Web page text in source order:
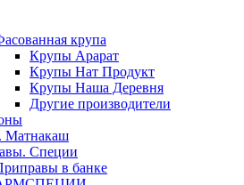
крупа
Крупы Арарат
Крупы Нат Продукт
Крупы Наша Деревня
Другие производители
Матнакаш
Специи
в банке